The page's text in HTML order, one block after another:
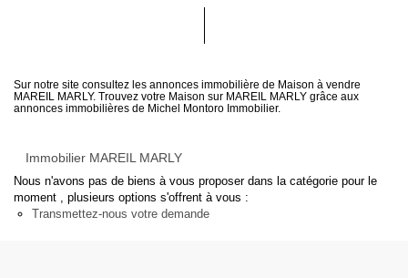
Sur notre site consultez les annonces immobilière de Maison à vendre
MAREIL MARLY. Trouvez votre Maison sur MAREIL MARLY grâce aux
annonces immobilières de Michel Montoro Immobilier.
Immobilier MAREIL MARLY
Nous n'avons pas de biens à vous proposer dans la catégorie pour le
moment , plusieurs options s'offrent à vous :
Transmettez-nous votre demande